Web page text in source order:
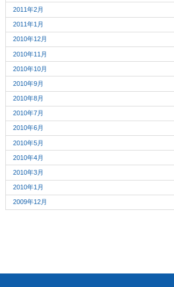
2011年2月
2011年1月
2010年12月
2010年11月
2010年10月
2010年9月
2010年8月
2010年7月
2010年6月
2010年5月
2010年4月
2010年3月
2010年1月
2009年12月